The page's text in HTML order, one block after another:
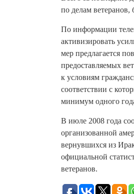
по делам
По информации
активизировать
мер предлагается
предоставляемых
к условиям
соответствии с
минимум одного
В июле 2008 года
организованной
вернувшихся из
официальной
ветеранов.